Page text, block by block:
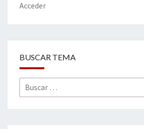
Acceder
BUSCAR TEMA
Buscar
por: